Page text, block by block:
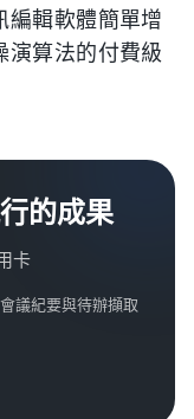
編輯軟體簡單增
演算法的付費級
的成果
卡
議紀要與待辦擷取